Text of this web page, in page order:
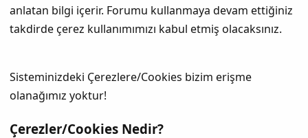
anlatan bilgi içerir. Forumu kullanmaya devam ettiğiniz
takdirde çerez kullanımımızı kabul etmiş olacaksınız.
Sisteminizdeki Çerezlere/Cookies bizim erişme
olanağımız yoktur!
Çerezler/Cookies Nedir?